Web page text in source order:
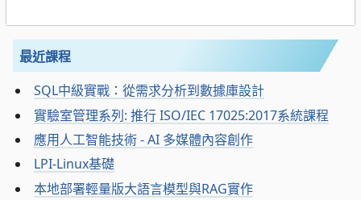
最近課程
SQL中級實戰：從需求分析到數據庫設計
實驗室管理系列: 推行 ISO/IEC 17025:2017系統課程
應用人工智能技術 - AI 多媒體內容創作
LPI-Linux基礎
本地部署輕量版大語言模型與RAG實作